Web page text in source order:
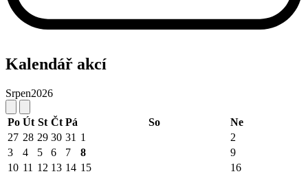
Kalendář akcí
Srpen2026
Po Út St Čt Pá So
Ne
27 28 29 30 31 1
2
3
4 5 6 7 8
9
10 11 12 13 14 15
16